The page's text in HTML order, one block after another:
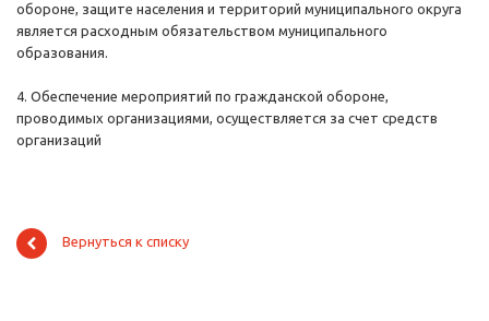
обороне, защите населения и территорий муниципального округа
является расходным обязательством муниципального
образования.
4. Обеспечение мероприятий по гражданской обороне,
проводимых организациями, осуществляется за счет средств
организаций
Вернуться к списку